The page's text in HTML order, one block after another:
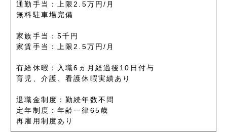
通勤手当：上限2.5万円/月
無料駐車場完備
家族手当：5千円
家賃手当：上限2.5万円/月
有給休暇：入職6ヵ月経過後10日付与
育児、介護、看護休暇実績あり
退職金制度：勤続年数不問
定年制度：年齢一律65歳
再雇用制度あり